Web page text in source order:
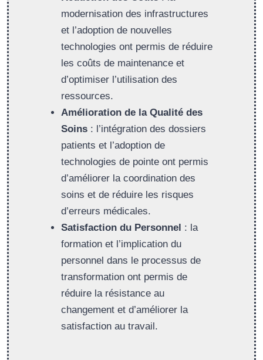
modernisation des infrastructures
et l’adoption de nouvelles
technologies ont permis de réduire
les coûts de maintenance et
d’optimiser l’utilisation des
ressources.
Amélioration de la Qualité des
Soins : l’intégration des dossiers
patients et l’adoption de
technologies de pointe ont permis
d’améliorer la coordination des
soins et de réduire les risques
d’erreurs médicales.
Satisfaction du Personnel : la
formation et l’implication du
personnel dans le processus de
transformation ont permis de
réduire la résistance au
changement et d’améliorer la
satisfaction au travail.